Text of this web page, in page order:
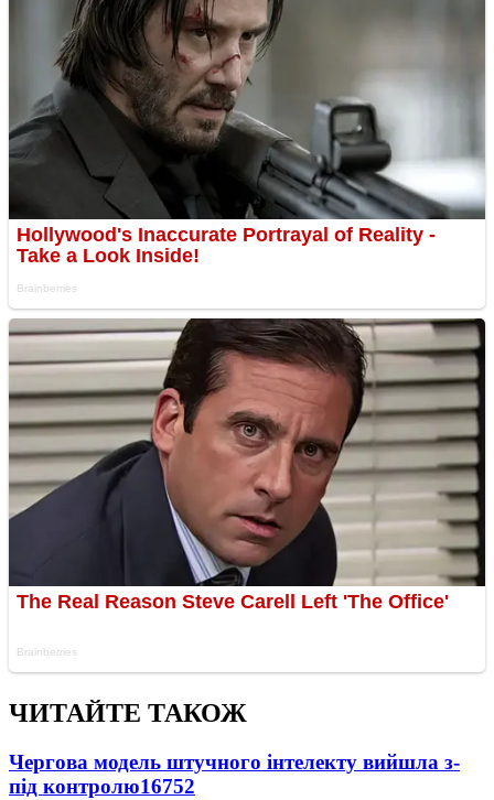
ЧИТАЙТЕ ТАКОЖ
Чергова модель штучного інтелекту вийшла з-
під контролю16752